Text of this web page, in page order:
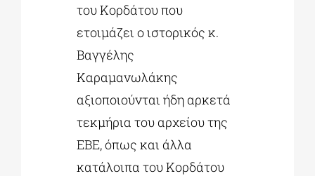
του Κορδάτου που
ετοιμάζει ο ιστορικός κ.
Βαγγέλης
Καραμανωλάκης
αξιοποιούνται ήδη αρκετά
τεκμήρια του αρχείου της
ΕΒΕ, όπως και άλλα
κατάλοιπα του Κορδάτου